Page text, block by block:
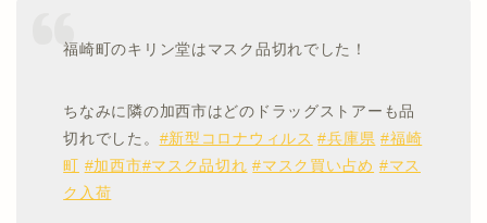
福崎町のキリン堂はマスク品切れでした！
ちなみに隣の加西市はどのドラッグストアーも品
切れでした。 #新型コロナウィルス #兵庫県 #福崎
町 #加西市#マスク品切れ #マスク買い占め #マス
ク入荷